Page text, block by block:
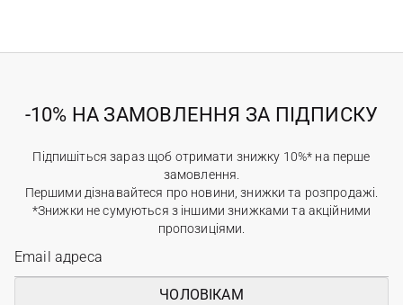
-10% НА ЗАМОВЛЕННЯ ЗА ПІДПИСКУ
Підпишіться зараз щоб отримати знижку 10%* на перше
замовлення.
Першими дізнавайтеся про новини, знижки та розпродажі.
*Знижки не сумуються з іншими знижками та акційними
пропозиціями.
ЧОЛОВІКАМ